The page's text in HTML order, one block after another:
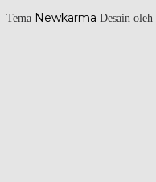
Tema Newkarma Desain oleh